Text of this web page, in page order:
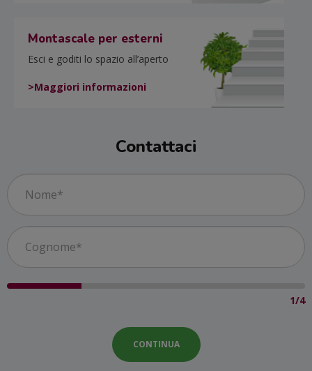
Montascale per esterni
Esci e goditi lo spazio all’aperto
>Maggiori informazioni
Contattaci
1/4